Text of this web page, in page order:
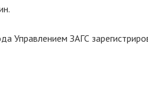
Управлением ЗАГС